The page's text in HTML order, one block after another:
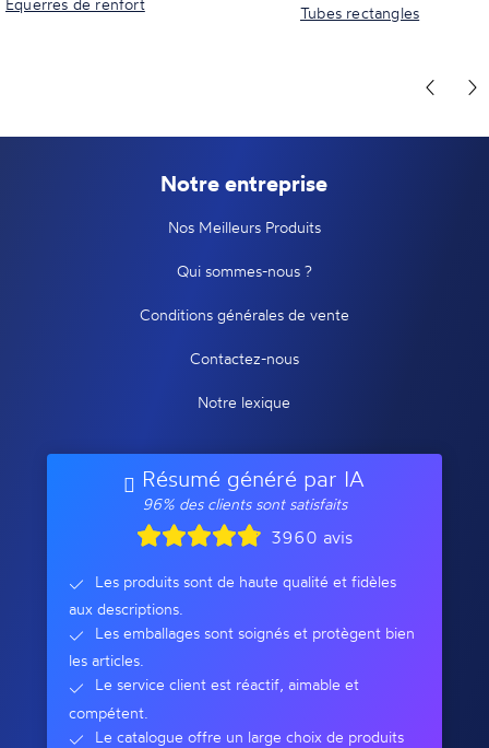
Equerres de renfort Tubes rectangles
Notre entreprise
Nos Meilleurs Produits
Qui sommes-nous ?
Conditions générales de vente
Contactez-nous
Notre lexique
Résumé généré par IA
96% des clients sont satisfaits
3960 avis
Les produits sont de haute qualité et fidèles
aux descriptions.
Les emballages sont soignés et protègent bien
les articles.
Le service client est réactif, aimable et
compétent.
Le catalogue offre un large choix de produits